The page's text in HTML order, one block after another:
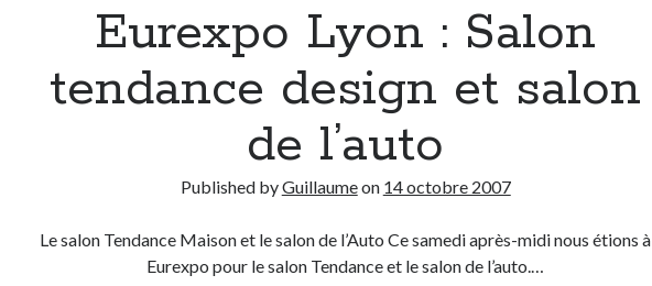
Eurexpo Lyon : Salon
tendance design et salon
de l’auto
Published byGuillaumeon 14 octobre 2007
Le salon Tendance Maison et le salon de l’Auto Ce samedi après-midi nous étions à
Eurexpo pour le salon Tendance et le salon de l’auto.…